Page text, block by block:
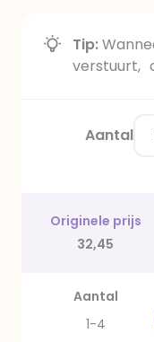
Tip:
verstuurt,
Aantal
Originele prijs
32,45
Aantal
1-4